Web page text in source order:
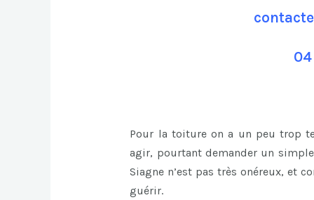
Pour la toiture on a un peu trop
agir, pourtant demander un
Siagne n’est pas très onéreux, et
guérir.